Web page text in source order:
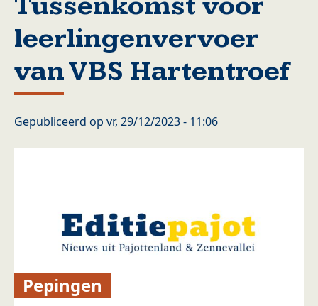
leerlingenvervoer
van VBS Hartentroef
Gepubliceerd op vr, 29/12/2023 - 11:06
Pepingen